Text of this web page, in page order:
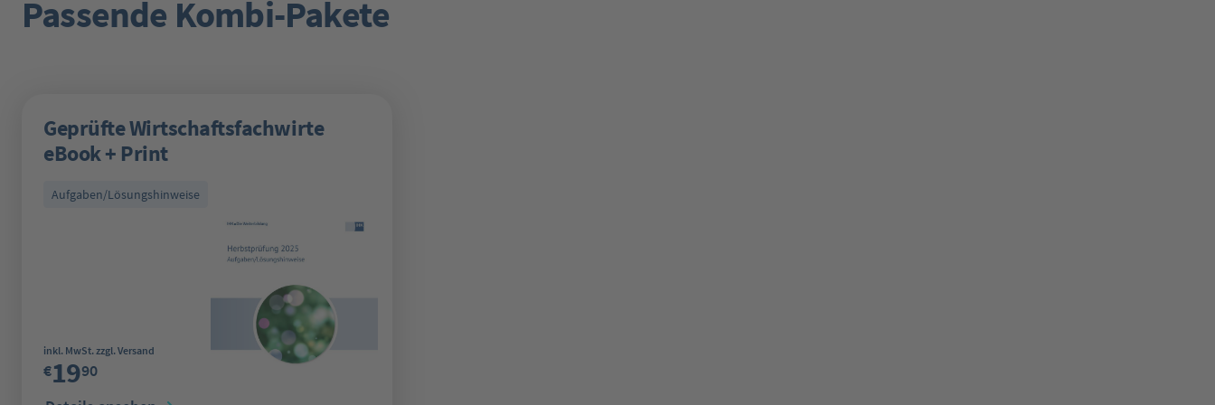
Passende Kombi-Pakete
Geprüfte Wirtschaftsfachwirte
eBook + Print
Aufgaben/Lösungshinweise
Regulärer Preis:
inkl. MwSt. zzgl. Versand
€1990